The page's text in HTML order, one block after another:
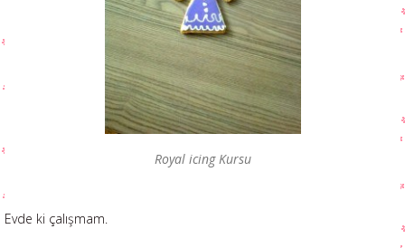
Royal icing Kursu
Evde ki çalışmam.